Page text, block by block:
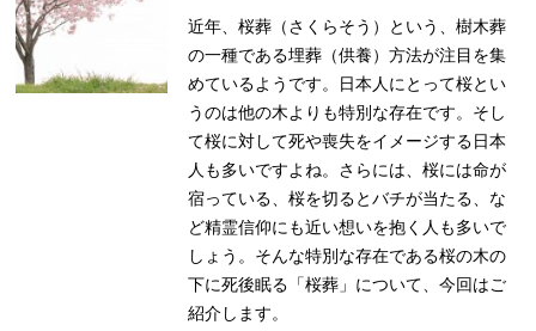
近年、桜葬（さくらそう）という、樹木葬
の一種である埋葬（供養）方法が注目を集
めているようです。日本人にとって桜とい
うのは他の木よりも特別な存在です。そし
て桜に対して死や喪失をイメージする日本
人も多いですよね。さらには、桜には命が
宿っている、桜を切るとバチが当たる、な
ど精霊信仰にも近い想いを抱く人も多いで
しょう。そんな特別な存在である桜の木の
下に死後眠る「桜葬」について、今回はご
紹介します。